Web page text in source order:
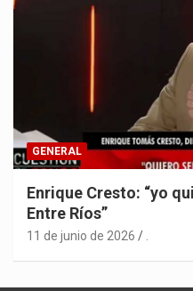
GENERAL
Enrique Cresto: “yo
Entre Ríos”
11 de junio de 2026